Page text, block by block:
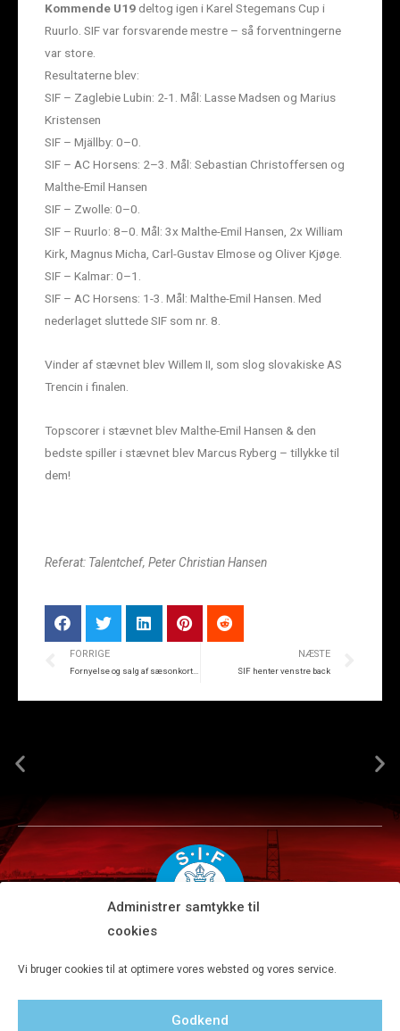
Administrer samtykke til
cookies
Vi bruger cookies til at optimere vores websted og vores service.
Godkend
Kommende U19deltog igen i Karel Stegemans Cup i
Ruurlo. SIF var forsvarende mestre – så forventningerne
var store.
Resultaterne blev:
SIF – Zaglebie Lubin: 2-1. Mål: Lasse Madsen og Marius
Kristensen
SIF – Mjällby: 0–0.
SIF – AC Horsens: 2–3. Mål: Sebastian Christoffersen og
Malthe-Emil Hansen
SIF – Zwolle: 0–0.
SIF – Ruurlo: 8–0. Mål: 3x Malthe-Emil Hansen, 2x William
Kirk, Magnus Micha, Carl-Gustav Elmose og Oliver Kjøge.
SIF – Kalmar: 0–1.
SIF – AC Horsens: 1-3. Mål: Malthe-Emil Hansen. Med
nederlaget sluttede SIF som nr. 8.
Vinder af stævnet blev Willem II, som slog slovakiske AS
Trencin i finalen.
Topscorer i stævnet blev Malthe-Emil Hansen & den
bedste spiller i stævnet blev Marcus Ryberg – tillykke til
dem!
Referat: Talentchef, Peter Christian Hansen
FORRIGE NÆSTE
SIF henter venstre back
Tlf 8680 4477 · Fax 8680 4647 · Kontortid man-fre kl. 9-15